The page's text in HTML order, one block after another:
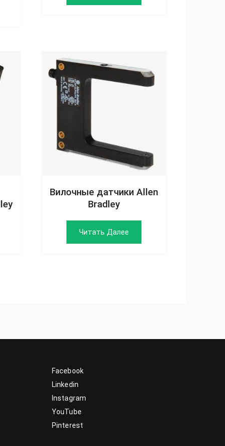
Вилочные датчики Allen
Bradley
Читать Далее
Facebook
Linkedin
Instagram
YouTube
Pinterest